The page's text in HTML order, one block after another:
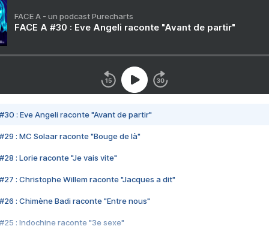
FACE A - un podcast Purecharts
FACE A #30 : Eve Angeli raconte "Avant de partir"
#30 : Eve Angeli raconte "Avant de partir"
#29 : MC Solaar raconte "Bouge de là"
#28 : Lorie raconte "Je vais vite"
#27 : Christophe Willem raconte "Jacques a dit"
#26 : Chimène Badi raconte "Entre nous"
#25 : Indochine raconte "3e sexe"